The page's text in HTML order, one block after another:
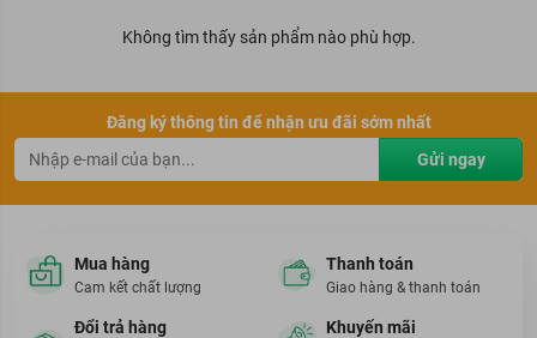
Không tìm thấy sản phẩm nào phù hợp.
Đăng ký thông tin để nhận ưu đãi sớm nhất
Gửi ngay
Mua hàng
Cam kết chất lượng
Thanh toán
Giao hàng & thanh toán
Đổi trả hàng Khuyến mãi